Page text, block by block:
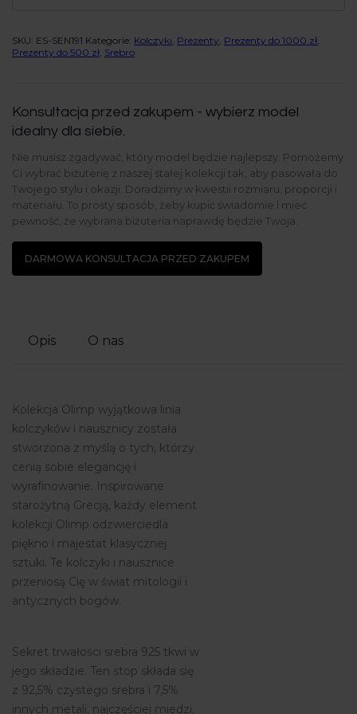
SKU: ES-SEN191 Kategorie: Kolczyki Prezenty Prezenty do 1000 zł
Prezenty do 500 zł Srebro
Konsultacja przed zakupem - wybierz model
idealny dla siebie.
Nie musisz zgadywać, który model będzie najlepszy. Pomożemy
Ci wybrać biżuterię z naszej stałej kolekcji tak, aby pasowała do
Twojego stylu i okazji. Doradzimy w kwestii rozmiaru, proporcji i
materiału. To prosty sposób, żeby kupić świadomie i mieć
pewność, że wybrana biżuteria naprawdę będzie Twoja.
DARMOWA KONSULTACJA PRZED ZAKUPEM
Opis O nas
Kolekcja Olimp wyjątkowa linia
kolczyków i nausznicy została
stworzona z myślą o tych, którzy
cenią sobie elegancję i
wyrafinowanie. Inspirowane
starożytną Grecją, każdy element
kolekcji Olimp odzwierciedla
piękno i majestat klasycznej
sztuki. Te kolczyki i nausznice
przeniosą Cię w świat mitologii i
antycznych bogów.
Sekret trwałości srebra 925 tkwi w
jego składzie. Ten stop składa się
z 92,5% czystego srebra i 7,5%
innych metali, najczęściej miedzi.